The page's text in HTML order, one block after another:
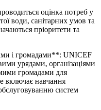
оцінка потреб у
води, санітарних умов та
пріоритети та
і громадами**: UNICEF
урядами, організаціями
громадами для
включає навчання
систем